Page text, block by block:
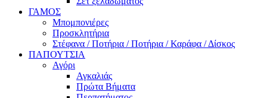
ΓΑΜΟΣ
Μπομπονιέρες
Προσκλητήρια
Στέφανα / Ποτήρια / Ποτήρια / Καράφα / Δίσκος
ΠΑΠΟΥΤΣΙΑ
Αγόρι
Αγκαλιάς
Πρώτα Βήματα